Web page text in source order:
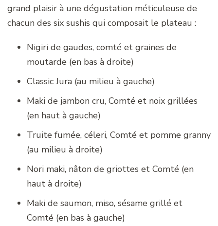
grand plaisir à une dégustation méticuleuse de
chacun des six sushis qui composait le plateau :
Nigiri de gaudes, comté et graines de
moutarde (en bas à droite)
Classic Jura (au milieu à gauche)
Maki de jambon cru, Comté et noix grillées
(en haut à gauche)
Truite fumée, céleri, Comté et pomme granny
(au milieu à droite)
Nori maki, nâton de griottes et Comté (en
haut à droite)
Maki de saumon, miso, sésame grillé et
Comté (en bas à gauche)